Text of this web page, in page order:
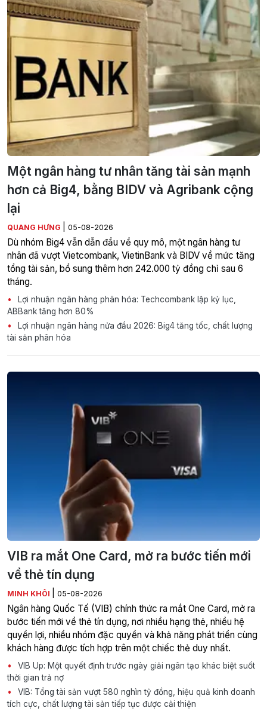
Một ngân hàng tư nhân tăng tài sản mạnh
hơn cả Big4, bằng BIDV và Agribank cộng
lại
QUANG HƯNG 05-08-2026
Dù nhóm Big4 vẫn dẫn đầu về quy mô, một ngân hàng tư
nhân đã vượt Vietcombank, VietinBank và BIDV về mức tăng
tổng tài sản, bổ sung thêm hơn 242.000 tỷ đồng chỉ sau 6
tháng.
Lợi nhuận ngân hàng phân hóa: Techcombank lập kỷ lục,
ABBank tăng hơn 80%
Lợi nhuận ngân hàng nửa đầu 2026: Big4 tăng tốc, chất lượng
tài sản phân hóa
VIB ra mắt One Card, mở ra bước tiến mới
về thẻ tín dụng
MINH KHÔI 05-08-2026
Ngân hàng Quốc Tế (VIB) chính thức ra mắt One Card, mở ra
bước tiến mới về thẻ tín dụng, nơi nhiều hạng thẻ, nhiều hệ
quyền lợi, nhiều nhóm đặc quyền và khả năng phát triển cùng
khách hàng được tích hợp trên một chiếc thẻ duy nhất.
VIB Up: Một quyết định trước ngày giải ngân tạo khác biệt suốt
thời gian trả nợ
VIB: Tổng tài sản vượt 580 nghìn tỷ đồng, hiệu quả kinh doanh
tích cực, chất lượng tài sản tiếp tục được cải thiện